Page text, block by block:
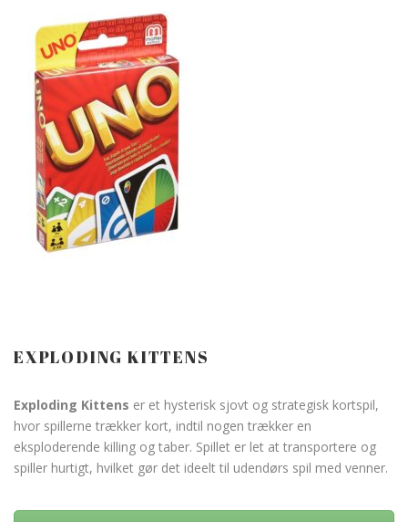
EXPLODING KITTENS
Exploding Kittens er et hysterisk sjovt og strategisk kortspil,
hvor spillerne trækker kort, indtil nogen trækker en
eksploderende killing og taber. Spillet er let at transportere og
spiller hurtigt, hvilket gør det ideelt til udendørs spil med venner.